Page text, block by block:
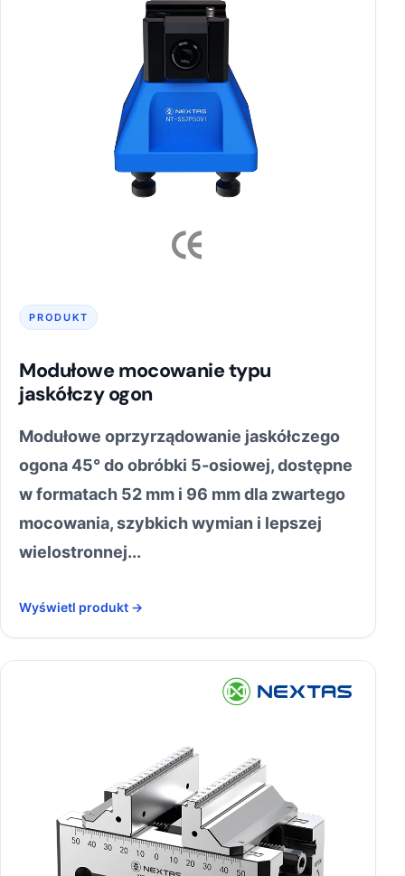
PRODUKT
Modułowe mocowanie typu
jaskółczy ogon
Modułowe oprzyrządowanie jaskółczego
ogona 45° do obróbki 5-osiowej, dostępne
w formatach 52 mm i 96 mm dla zwartego
mocowania, szybkich wymian i lepszej
wielostronnej...
Wyświetl produkt →